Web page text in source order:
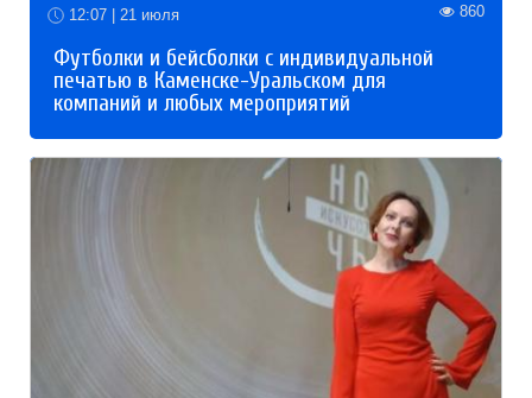
12:07 | 21 июля 860
Футболки и бейсболки с индивидуальной
печатью в Каменске-Уральском для
компаний и любых мероприятий